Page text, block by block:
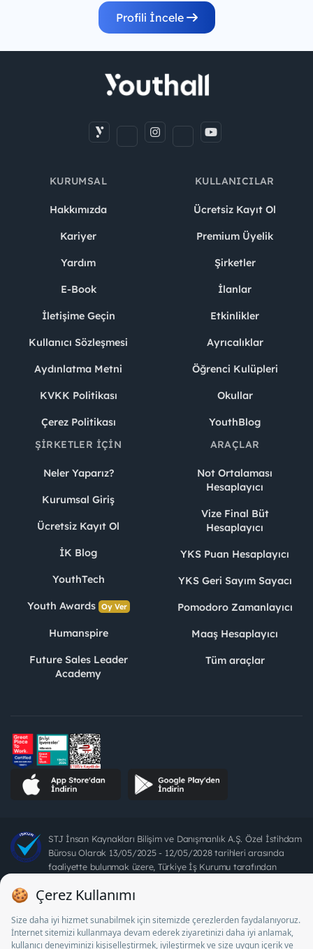
Profili İncele
KURUMSAL
Hakkımızda
Kariyer
Yardım
E-Book
İletişime Geçin
Kullanıcı Sözleşmesi
Aydınlatma Metni
KVKK Politikası
Çerez Politikası
KULLANICILAR
Ücretsiz Kayıt Ol
Premium Üyelik
Şirketler
İlanlar
Etkinlikler
Ayrıcalıklar
Öğrenci Kulüpleri
Okullar
YouthBlog
ŞIRKETLER İÇIN
Neler Yaparız?
Kurumsal Giriş
Ücretsiz Kayıt Ol
İK Blog
YouthTech
Youth Awards Oy Ver
Humanspire
Future Sales Leader
Academy
ARAÇLAR
Not Ortalaması
Hesaplayıcı
Vize Final Büt
Hesaplayıcı
YKS Puan Hesaplayıcı
YKS Geri Sayım Sayacı
Pomodoro Zamanlayıcı
Maaş Hesaplayıcı
Tüm araçlar
STJ İnsan Kaynakları Bilişim ve Danışmanlık A.Ş. Özel İstihdam
Bürosu Olarak 13/05/2025 - 12/05/2028 tarihleri arasında
faaliyette bulunmak üzere, Türkiye İş Kurumu tarafından
belge ile faaliyet göstermektedir. 4904 sayılı kanun uyarınca iş